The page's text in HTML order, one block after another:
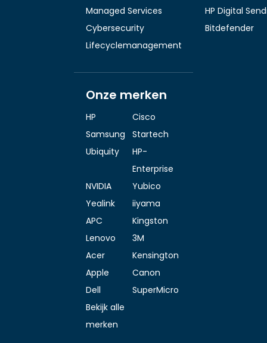
Managed Services
Cybersecurity
Lifecyclemanagement
HP Digital
Bitdefender
Onze merken
HP
Cisco
Samsung
Startech
Ubiquity
HP-
Enterprise
NVIDIA
Yubico
Yealink
iiyama
APC
Kingston
Lenovo
3M
Acer
Kensington
Apple
Canon
Dell
SuperMicro
Bekijk alle
merken